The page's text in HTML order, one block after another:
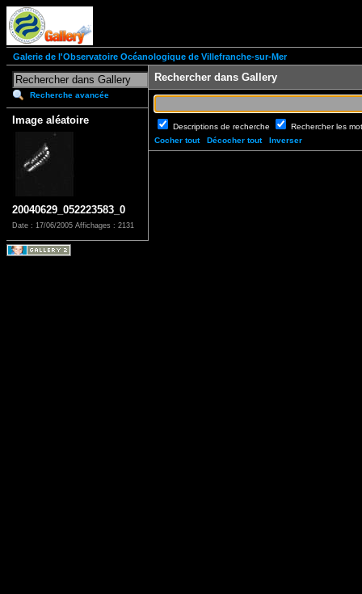
Galerie de l'Observatoire Océanologique de Villefranche-sur-Mer
Recherche avancée
Image aléatoire
20040629_052223583_0
Date : 17/06/2005 Affichages : 2131
Rechercher dans Gallery
Descriptions de recherche
Rechercher les
Cocher tout
Décocher tout Inverser